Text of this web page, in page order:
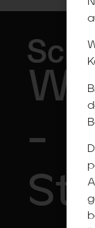
-